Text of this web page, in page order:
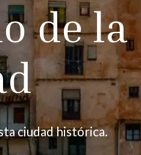
de la
ciudad histórica.